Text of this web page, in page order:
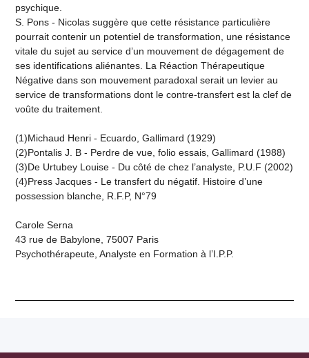
psychique.
S. Pons - Nicolas suggère que cette résistance particulière
pourrait contenir un potentiel de transformation, une résistance
vitale du sujet au service d’un mouvement de dégagement de
ses identifications aliénantes. La Réaction Thérapeutique
Négative dans son mouvement paradoxal serait un levier au
service de transformations dont le contre-transfert est la clef de
voûte du traitement.
(1)Michaud Henri - Ecuardo, Gallimard (1929)
(2)Pontalis J. B - Perdre de vue, folio essais, Gallimard (1988)
(3)De Urtubey Louise - Du côté de chez l’analyste, P.U.F (2002)
(4)Press Jacques - Le transfert du négatif. Histoire d’une
possession blanche, R.F.P, N°79
Carole Serna
43 rue de Babylone, 75007 Paris
Psychothérapeute, Analyste en Formation à l’I.P.P.